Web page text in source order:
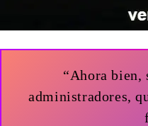
“Ahora bien,
administradores,